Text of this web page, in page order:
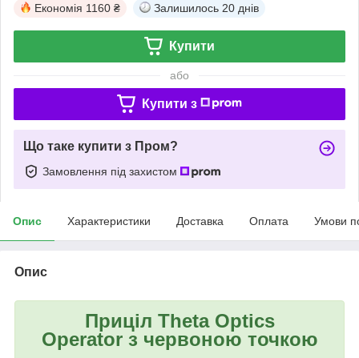
Економія 1160 ₴ Залишилось 20 днів
Купити
або
Купити з
Що таке купити з Пром?
Замовлення під захистом
Опис Характеристики Доставка Оплата Умови
Опис
Приціл Theta Optics
Operator з червоною точкою